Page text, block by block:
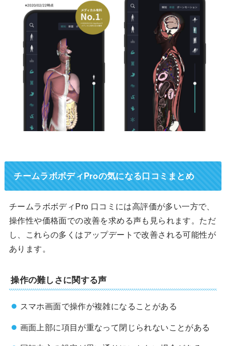
チームラボボディProの気になる口コミまとめ
チームラボボディPro 口コミには高評価が多い一方で、
操作性や価格面での改善を求める声も見られます。ただ
し、これらの多くはアップデートで改善される可能性が
あります。
操作の難しさに関する声
スマホ画面で操作が複雑になることがある
画面上部に項目が重なって閉じられないことがある